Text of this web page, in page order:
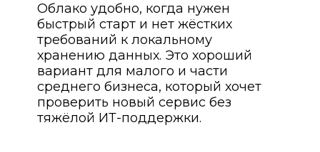
Облако удобно, когда нужен
быстрый старт и нет жёстких
требований к локальному
хранению данных. Это хороший
вариант для малого и части
среднего бизнеса, который хочет
проверить новый сервис без
тяжёлой ИТ-поддержки.